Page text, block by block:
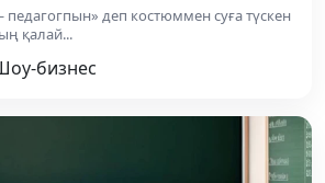
деп костюммен суға түскен
қалай...
бизнес